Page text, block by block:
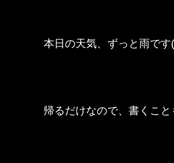
本日の天気、ずっと雨です
帰るだけなので、書くこ